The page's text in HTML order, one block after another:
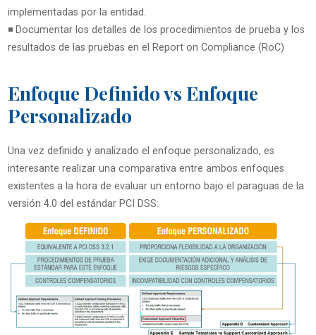
implementadas por la entidad.
◾ Documentar los detalles de los procedimientos de prueba y los
resultados de las pruebas en el Report on Compliance (RoC)
Enfoque Definido vs Enfoque
Personalizado
Una vez definido y analizado el enfoque personalizado, es
interesante realizar una comparativa entre ambos enfoques
existentes a la hora de evaluar un entorno bajo el paraguas de la
versión 4.0 del estándar PCI DSS: